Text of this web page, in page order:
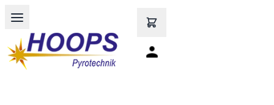
Open main menu